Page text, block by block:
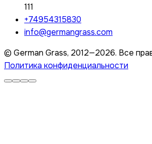
111
+74954315830
info@germangrass.com
© German Grass, 2012—2026. Все
Политика конфиденциальности